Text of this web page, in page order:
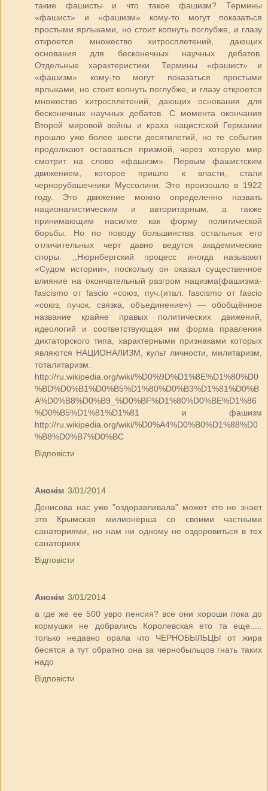
такие фашисты и что такое фашизм? Термины
«фашист» и «фашизм» кому-то могут показаться
простыми ярлыками, но стоит копнуть поглубже, и глазу
откроется множество хитросплетений, дающих
основания для бесконечных научных дебатов.
Отдельные характеристики. Термины «фашист» и
«фашизм» кому-то могут показаться простыми
ярлыками, но стоит копнуть поглубже, и глазу откроется
множество хитросплетений, дающих основания для
бесконечных научных дебатов. С момента окончания
Второй мировой войны и краха нацистской Германии
прошло уже более шести десятилетий, но те события
продолжают оставаться призмой, через которую мир
смотрит на слово «фашизм». Первым фашистским
движением, которое пришло к власти, стали
чернорубашечники Муссолини. Это произошло в 1922
году. Это движение можно определенно назвать
националистическим и авторитарным, а также
принимающим насилие как форму политической
борьбы. Но по поводу большинства остальных его
отличительных черт давно ведутся академические
споры. ,,Нюрнбергский процесс иногда называют
«Судом истории», поскольку он оказал существенное
влияние на окончательный разгром нацизма(фашизма-
fascismo от fascio «союз, пуч.(итал. fascismo от fascio
«союз, пучок, связка, объединение») — обобщённое
название крайне правых политических движений,
идеологий и соответствующая им форма правления
диктаторского типа, характерными признаками которых
являются НАЦИОНАЛИЗМ, культ личности, милитаризм,
тоталитаризм.
http://ru.wikipedia.org/wiki/%D0%9D%D1%8E%D1%80%D0
%BD%D0%B1%D0%B5%D1%80%D0%B3%D1%81%D0%B
A%D0%B8%D0%B9_%D0%BF%D1%80%D0%BE%D1%86
%D0%B5%D1%81%D1%81 и фашизм
http://ru.wikipedia.org/wiki/%D0%A4%D0%B0%D1%88%D0
%B8%D0%B7%D0%BC
Відповісти
Анонім 3/01/2014
Денисова нас уже "оздоравливала" может кто не знает
это Крымская милионерша со своими частными
санаториями, но нам ни одному не оздоровиться в тех
санаториях
Відповісти
Анонім 3/01/2014
а где же ее 500 увро пенсия? все они хороши пока до
кормушки не добрались Королевская ето та еще.....
только недавно орала что ЧЕРНОБЫЛЬЦЫ от жира
бесятся а тут обратно она за чернобыльцов гнать таких
надо
Відповісти